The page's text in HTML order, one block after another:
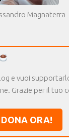
Magnaterra
e vuoi
Grazie per il tuo
DONA ORA!